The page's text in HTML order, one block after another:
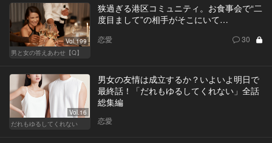
Vol.199
男と女の答えあわせ【Q】
狭過ぎる港区コミュニティ。お食事会で“二
度目まして”の相手がそこにいて…
恋愛 30
Vol.16
だれもゆるしてくれない
男女の友情は成立するか？いよいよ明日で
最終話！「だれもゆるしてくれない」全話
総集編
恋愛